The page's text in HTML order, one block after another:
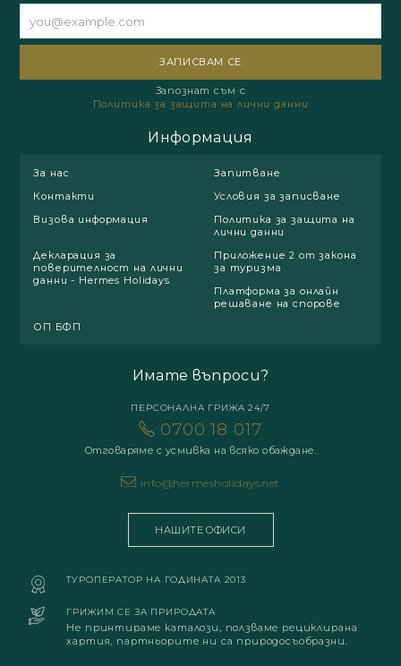
Запознат съм с
Политика за защита на лични данни
Информация
За нас
Запитване
Контакти
Условия за записване
Визова информация
Политика за защита на
лични данни
Декларация за
поверителност на лични
данни - Hermes Holidays
Приложение 2 от закона
за туризма
Платформа за онлайн
решаване на спорове
ОП БФП
Имате въпроси?
ПЕРСОНАЛНА ГРИЖА 24/7
0700 18 017
Отговаряме с усмивка на всяко обаждане.
info@hermesholidays.net
НАШИТЕ ОФИСИ
ТУРОПЕРАТОР НА ГОДИНАТА 2013
ГРИЖИМ СЕ ЗА ПРИРОДАТА
Не принтираме каталози, ползваме рециклирана
хартия, партньорите ни са природосъобразни.